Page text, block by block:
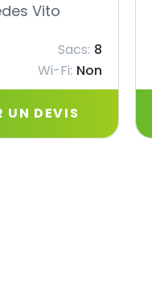
Vito
Sacs: 8
Wi-Fi: Non
UN DEVIS